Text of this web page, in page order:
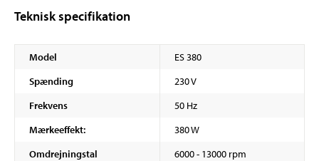
Teknisk specifikation
Model
ES 380
Spænding
230 V
Frekvens
50 Hz
Mærkeeffekt:
380 W
Omdrejningstal
6000 - 13000 rpm